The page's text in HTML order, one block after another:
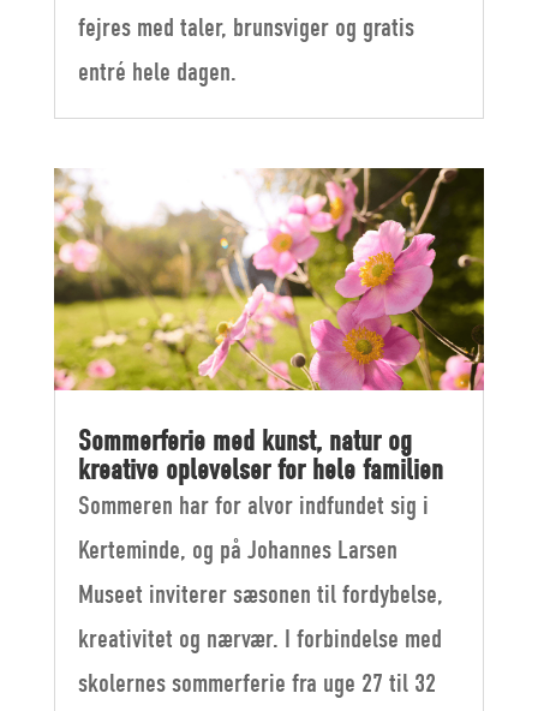
fejres med taler, brunsviger og gratis
entré hele dagen.
Sommerferie med kunst, natur og
kreative oplevelser for hele familien
Sommeren har for alvor indfundet sig i
Kerteminde, og på Johannes Larsen
Museet inviterer sæsonen til fordybelse,
kreativitet og nærvær. I forbindelse med
skolernes sommerferie fra uge 27 til 32